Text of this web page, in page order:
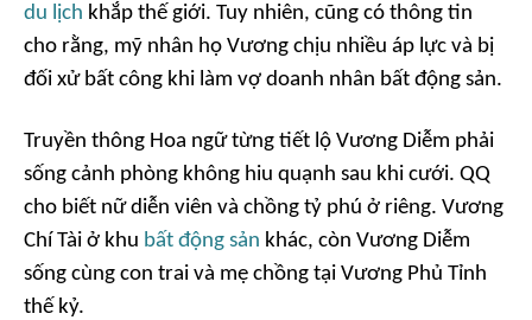
du lịch khắp thế giới. Tuy nhiên, cũng có thông tin
cho rằng, mỹ nhân họ Vương chịu nhiều áp lực và bị
đối xử bất công khi làm vợ doanh nhân bất động sản.
Truyền thông Hoa ngữ từng tiết lộ Vương Diễm phải
sống cảnh phòng không hiu quạnh sau khi cưới. QQ
cho biết nữ diễn viên và chồng tỷ phú ở riêng. Vương
Chí Tài ở khu bất động sản khác, còn Vương Diễm
sống cùng con trai và mẹ chồng tại Vương Phủ Tỉnh
thế kỷ.